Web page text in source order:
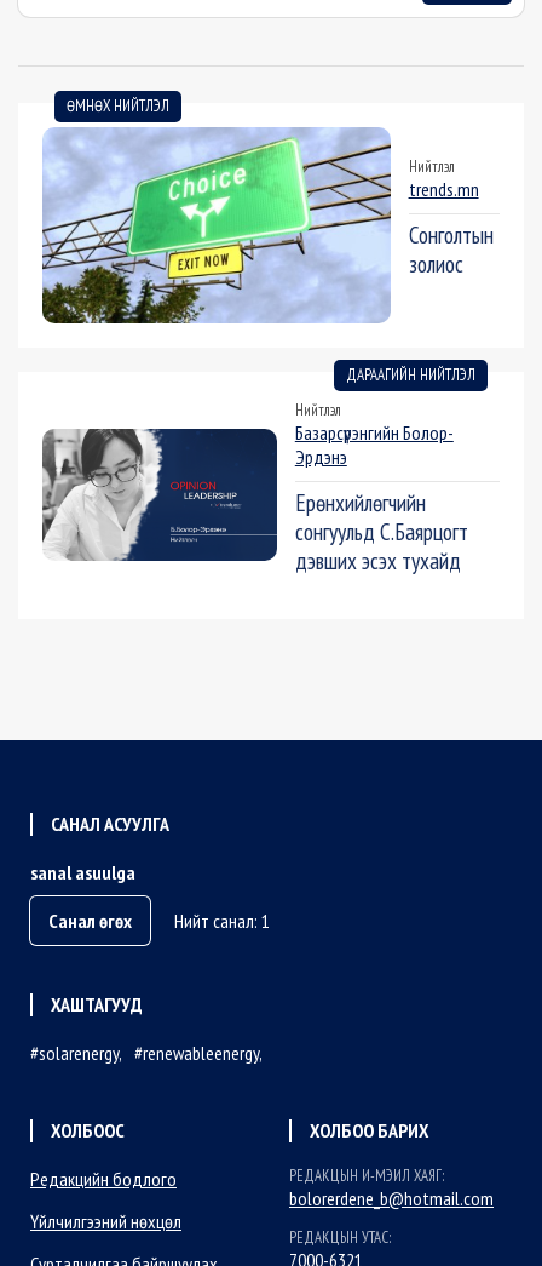
ӨМНӨХ НИЙТЛЭЛ
Нийтлэл
trends.mn
Сонголтын
золиос
ДАРААГИЙН НИЙТЛЭЛ
Нийтлэл
Базарсүрэнгийн Болор-
Эрдэнэ
Ерөнхийлөгчийн
сонгуульд С.Баярцогт
дэвших эсэх тухайд
САНАЛ АСУУЛГА
sanal asuulga
Санал өгөх
Нийт санал: 1
ХАШТАГУУД
solarenergy
renewableenergy
ХОЛБООС
Редакцийн бодлого
Үйлчилгээний нөхцөл
ХОЛБОО БАРИХ
РЕДАКЦЫН И-МЭИЛ ХАЯГ:
bolorerdene_b@hotmail.com
РЕДАКЦЫН УТАС:
7000-6321